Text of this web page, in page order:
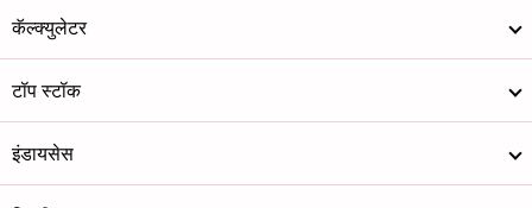
कॅल्क्युलेटर
टॉप स्टॉक
इंडायसेस